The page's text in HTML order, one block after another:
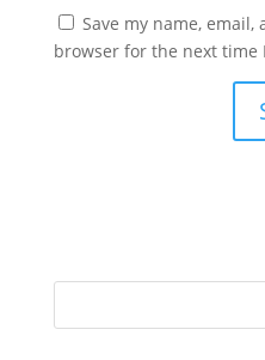
Save my name,
browser for the next time